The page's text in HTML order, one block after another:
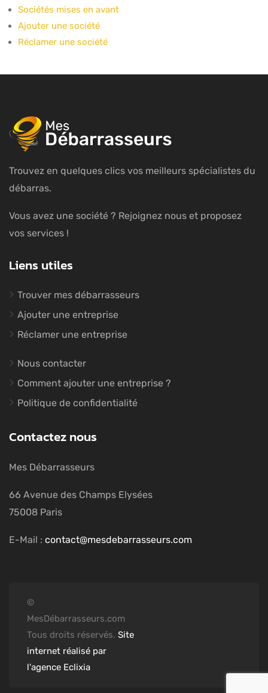
Sociétés mises en avant
Ajouter une société
Réclamer une société
Trouvez en quelques clics vos meilleurs spécialistes du
débarras.
Vous avez une société ? Rejoignez nous et proposez
vos services !
Liens utiles
Trouver mes débarrasseurs
Ajouter une entreprise
Réclamer une entreprise
Nous contacter
Comment ajouter une entreprise ?
Politique de confidentialité
Contactez nous
Mes Débarrasseurs
66 Avenue des Champs Elysées
75008 Paris
E-Mail : contact@mesdebarrasseurs.com
©
MesDébarrasseurs.com
Tous droits réservés. Site
internet réalisé par
l'agence Eclixia